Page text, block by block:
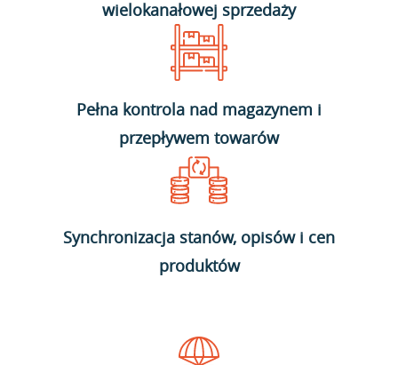
wielokanałowej sprzedaży
Pełna kontrola nad magazynem i
przepływem towarów
Synchronizacja stanów, opisów i cen
produktów